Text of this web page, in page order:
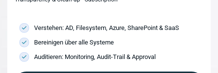
Verstehen: AD, Filesystem, Azure, SharePoint & SaaS
Bereinigen über alle Systeme
Auditieren: Monitoring, Audit-Trail & Approval